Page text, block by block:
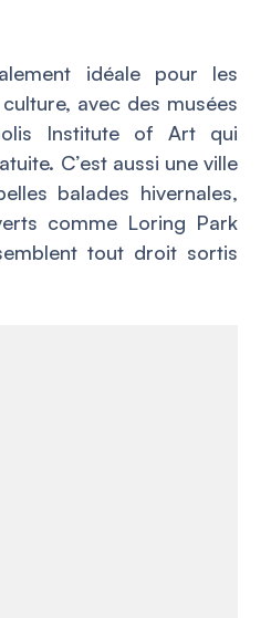
idéale pour les
avec des musées
Institute of Art qui
C’est aussi une ville
balades hivernales,
comme Loring Park
tout droit sortis